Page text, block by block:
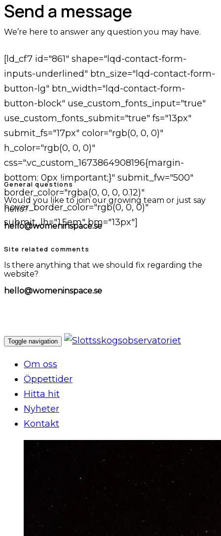
Send a message
We’re here to answer any question you may have.
[ld_cf7 id="861" shape="lqd-contact-form-
inputs-underlined" btn_size="lqd-contact-form-
button-lg" btn_width="lqd-contact-form-
button-block" use_custom_fonts_input="true"
use_custom_fonts_submit="true" fs="13px"
submit_fs="17px" color="rgb(0, 0, 0)"
h_color="rgb(0, 0, 0)"
css=".vc_custom_1673864908196{margin-
bottom: 0px !important;}" submit_fw="500"
border_color="rgba(0, 0, 0, 0.12)"
hover_border_color="rgb(0, 0, 0)"
submit_lh="1.5em" bm="13px"]
General questions
Would you like to join our growing team or just say
hello?
hello@womeninspace.se
Site related comments
Is there anything that we should fix regarding the
website?
hello@womeninspace.se
Toggle navigation
Om oss
Öppettider
Hitta hit
Nyheter
Kontakt